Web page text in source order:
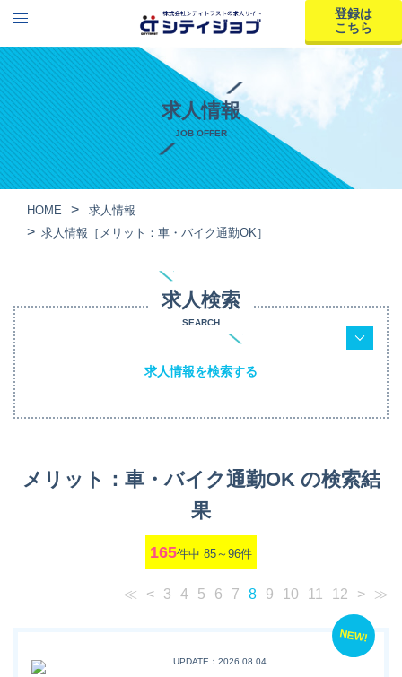
登録は
こちら
求人情報
JOB OFFER
HOME
求人情報
求人情報［メリット：車・バイク通勤OK］
求人検索
SEARCH
求人情報を検索する
メリット：車・バイク通勤OK の検索結
果
165件中 85～96件
≪ < 3 4 5 6 7 8 9 10 11 12 > ≫
NEW!
UPDATE：2026.08.04